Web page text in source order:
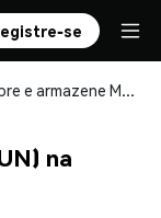
se
Compre e armazene Metarun (MRUN) com segurança
na